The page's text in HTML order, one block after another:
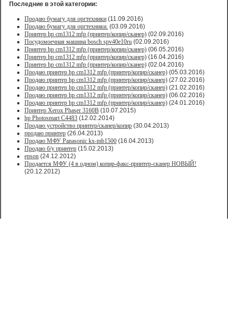
Последние в этой категории:
Продаю бумагу для оргтехники (11.09.2016)
Продаю бумагу для оргтехники. (03.09.2016)
Принтер hp cm1312 mfp (принтер/копир/сканер) (02.09.2016)
Посудомоечная машина bosch spv40e10ru (02.09.2016)
Принтер hp cm1312 mfp (принтер/копир/сканер) (06.05.2016)
Принтер hp cm1312 mfp (принтер/копир/сканер) (16.04.2016)
Принтер hp cm1312 mfp (принтер/копир/сканер) (02.04.2016)
Продаю принтер hp cm1312 mfp (принтер/копир/сканер) (05.03.2016)
Продаю принтер hp cm1312 mfp (принтер/копир/сканер) (27.02.2016)
Продаю принтер hp cm1312 mfp (принтер/копир/сканер) (21.02.2016)
Продаю принтер hp cm1312 mfp (принтер/копир/сканер) (06.02.2016)
Продаю принтер hp cm1312 mfp (принтер/копир/сканер) (24.01.2016)
Принтер Xerox Phaser 3160B (10.07.2015)
hp Photosmart C4483 (12.02.2014)
Продаю устройство принтер/сканер/копир (30.04.2013)
продаю принтер (26.04.2013)
Продаю МФУ Panasonic kx-mb1500 (16.04.2013)
Продаю б/у принтер (15.02.2013)
epson (24.12.2012)
Продается МФУ (4 в одном) копир-факс-принтер-сканер НОВЫЙ!
(20.12.2012)